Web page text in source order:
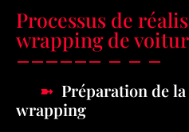
Processus de
wrapping de
Préparation de
wrapping